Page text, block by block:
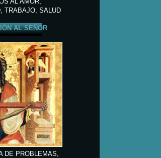
AL AMOR,
TRABAJO, SALUD
AL SEÑOR
DE PROBLEMAS,